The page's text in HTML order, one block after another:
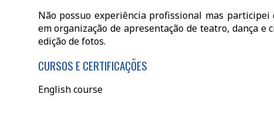
Não possuo experiência profissional mas participei
em organização de apresentação de teatro, dança
edição de fotos.
CURSOS E CERTIFICAÇÕES
English course